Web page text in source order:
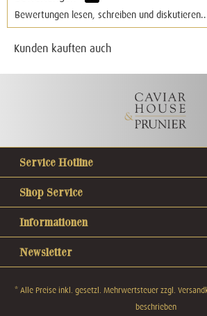
Bewertungen lesen, schreiben und
Kunden kauften auch
Service Hotline
Shop Service
Informationen
Newsletter
* Alle Preise inkl. gesetzl. Mehrwertsteuer zzgl.
beschrieben